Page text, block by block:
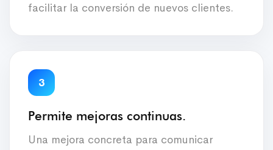
facilitar la conversión de nuevos clientes.
3
Permite mejoras continuas.
Una mejora concreta para comunicar